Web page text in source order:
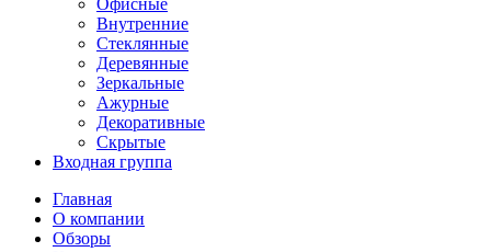
Офисные
Внутренние
Стеклянные
Деревянные
Зеркальные
Ажурные
Декоративные
Скрытые
Входная группа
Главная
О компании
Обзоры